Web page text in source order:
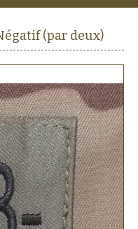
(par deux)